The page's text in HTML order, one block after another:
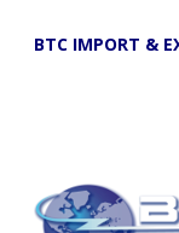
BTC IMPORT